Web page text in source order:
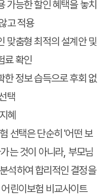
가능한 할인 혜택을 놓치
고 적용
맞춤형 최적의 설계안 및
료 확인
한 정보 습득으로 후회 없
택
혜
선택은 단순히 '어떤 보
는 것이 아니라, 부모님
석하여 합리적인 결정을
어린이보험 비교사이트